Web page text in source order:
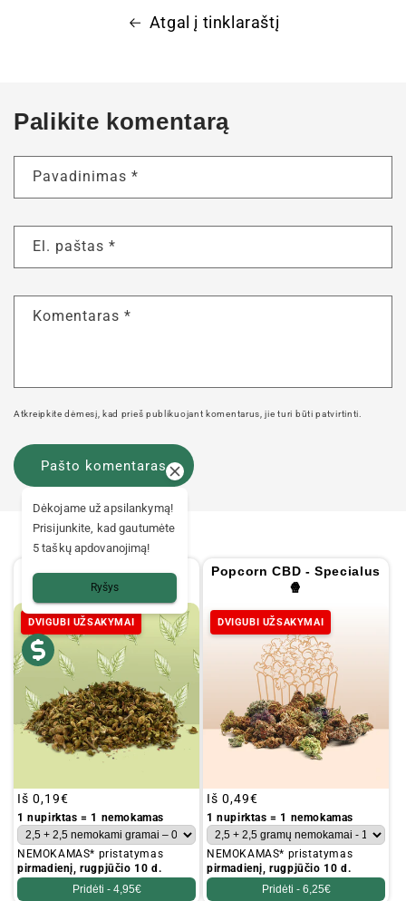
Atgal į tinklaraštį
Palikite komentarą
Pavadinimas *
El. paštas *
Komentaras *
Atkreipkite dėmesį, kad prieš publikuojant komentarus, jie turi būti patvirtinti.
Trim CBD 🧉
[Greenhouse]
DVIGUBI UŽSAKYMAI
Įprastinė
kaina
Iš 0,19€
1 nupirktas = 1 nemokamas
NEMOKAMAS* pristatymas
pirmadienį, rugpjūčio 10 d.
Pridėti - 4,95€
Popcorn CBD - Specialus
🍿
DVIGUBI UŽSAKYMAI
Įprastinė
kaina
Iš 0,49€
1 nupirktas = 1 nemokamas
NEMOKAMAS* pristatymas
pirmadienį, rugpjūčio 10 d.
Pridėti - 6,25€
Dėkojame už apsilankymą!
Prisijunkite, kad gautumėte
5 taškų apdovanojimą!
Ryšys